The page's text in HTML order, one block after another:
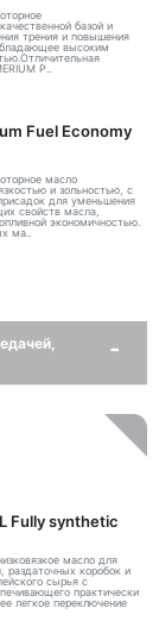
базой и
трения и повышения
высоким
P..
Fuel Economy
масло
и зольностью, с
для уменьшения
свойств масла,
экономичностью.
ма..
Fully synthetic
масло для
раздаточных коробок и
сырья с
практически
легкое переключение